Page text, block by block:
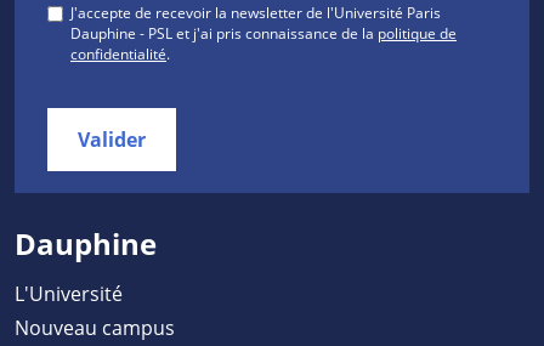
J'accepte de recevoir la newsletter de l'Université Paris
Dauphine - PSL et j'ai pris connaissance de la politique de
confidentialité.
Valider
Dauphine
L'Université
Nouveau campus